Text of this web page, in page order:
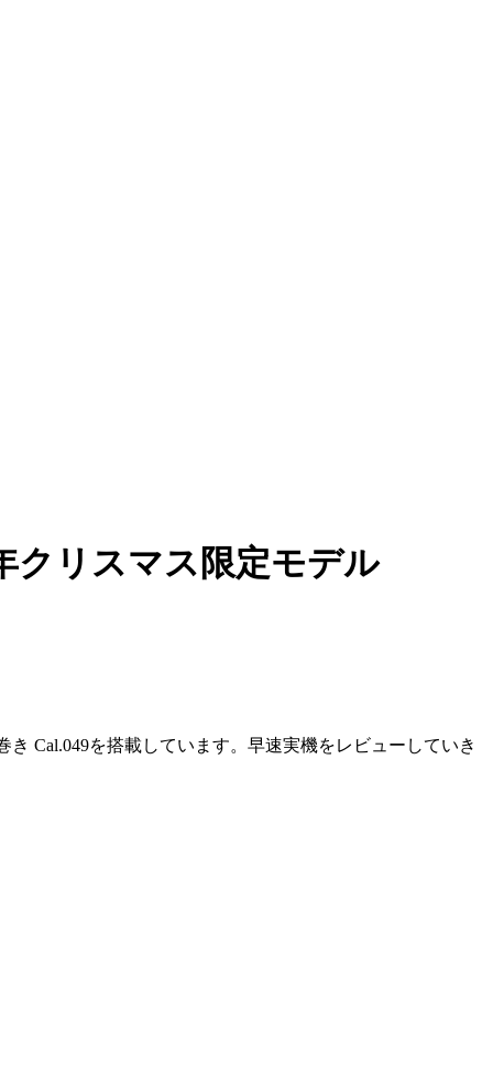
クリスマス限定モデル
Cal.049を搭載しています。早速実機をレビューしていき